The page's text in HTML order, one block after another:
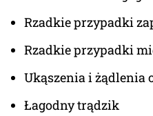
Rzadkie przypadki
Rzadkie przypadki
Ukąszenia i żądlenia
Łagodny trądzik